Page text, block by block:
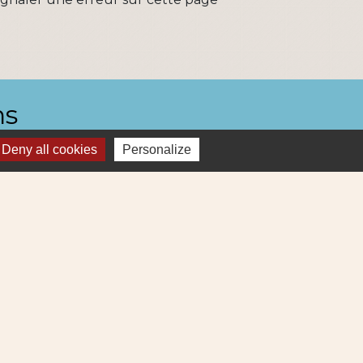
Deny all cookies Personalize